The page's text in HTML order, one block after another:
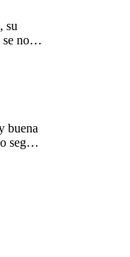
su
nota
buena
seguro